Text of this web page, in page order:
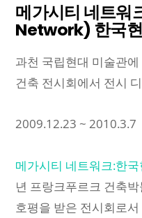
메가시티 네트
Network) 한국
과천 국립현대 미술관
건축 전시회에서 전시
2009.12.23 ~ 2010.3.7
메가시티 네트워크:한
년 프랑크푸르크 건축
호평을 받은 전시회로